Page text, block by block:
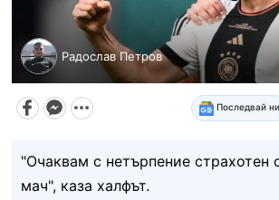
Радослав Петров
Последвай ни
"Очаквам с нетърпение страхотен
мач", каза халфът.